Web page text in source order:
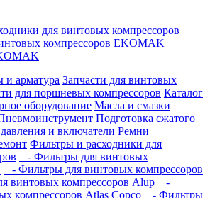
для винтовых компрессоров
компрессоров EKOMAK
и арматура Запчасти для винтовых
для поршневых компрессоров Каталог
оборудование Масла и смазки
Подготовка сжатого
и включатели Ремни
Фильтры и расходники для
- Фильтры для винтовых
- Фильтры для винтовых компрессоров
винтовых компрессоров Alup
-
компрессоров Atlas Copco
- Фильтры